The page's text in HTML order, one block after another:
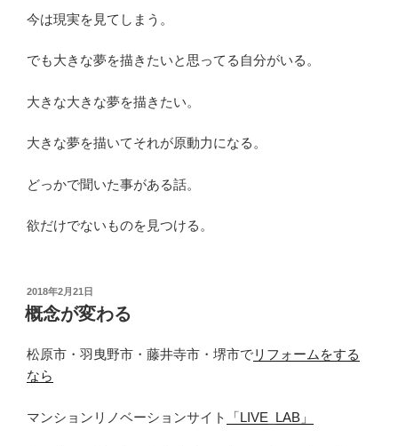
今は現実を見てしまう。
でも大きな夢を描きたいと思ってる自分がいる。
大きな大きな夢を描きたい。
大きな夢を描いてそれが原動力になる。
どっかで聞いた事がある話。
欲だけでないものを見つける。
投
稿
日:
2018年2月21日
概念が変わる
松原市・羽曳野市・藤井寺市・堺市でリフォームをする
なら
マンションリノベーションサイト 「LIVE_LAB」